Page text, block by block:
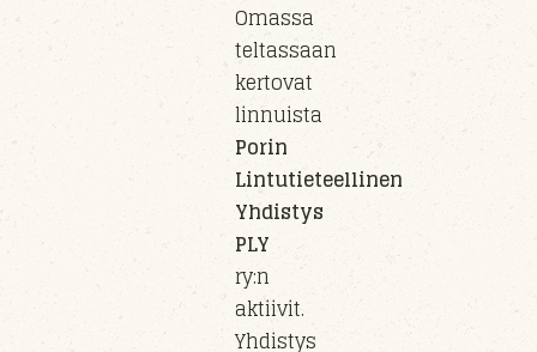
Omassa
teltassaan
kertovat
linnuista
Porin
Lintutieteellinen
Yhdistys
PLY
ry:n
aktiivit.
Yhdistys